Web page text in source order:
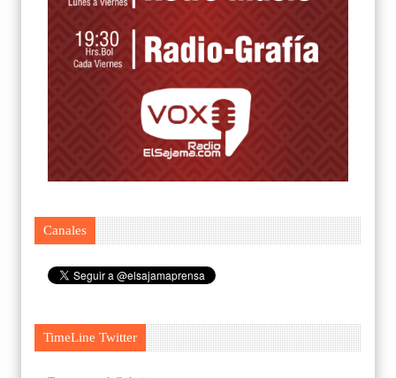
Canales
TimeLine Twitter